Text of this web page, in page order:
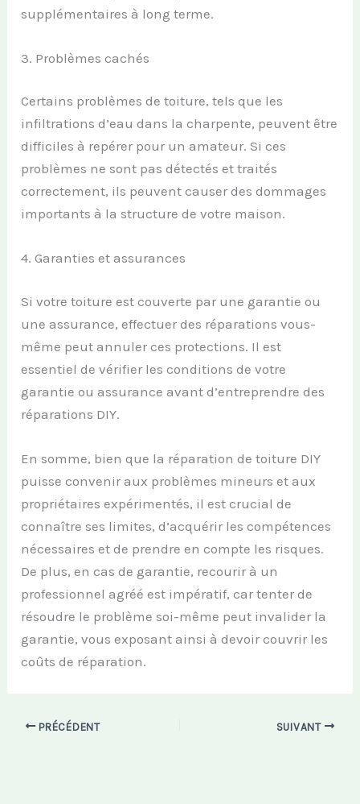
supplémentaires à long terme.
3. Problèmes cachés
Certains problèmes de toiture, tels que les
infiltrations d’eau dans la charpente, peuvent être
difficiles à repérer pour un amateur. Si ces
problèmes ne sont pas détectés et traités
correctement, ils peuvent causer des dommages
importants à la structure de votre maison.
4. Garanties et assurances
Si votre toiture est couverte par une garantie ou
une assurance, effectuer des réparations vous-
même peut annuler ces protections. Il est
essentiel de vérifier les conditions de votre
garantie ou assurance avant d’entreprendre des
réparations DIY.
En somme, bien que la réparation de toiture DIY
puisse convenir aux problèmes mineurs et aux
propriétaires expérimentés, il est crucial de
connaître ses limites, d’acquérir les compétences
nécessaires et de prendre en compte les risques.
De plus, en cas de garantie, recourir à un
professionnel agréé est impératif, car tenter de
résoudre le problème soi-même peut invalider la
garantie, vous exposant ainsi à devoir couvrir les
coûts de réparation.
PRÉCÉDENT SUIVANT